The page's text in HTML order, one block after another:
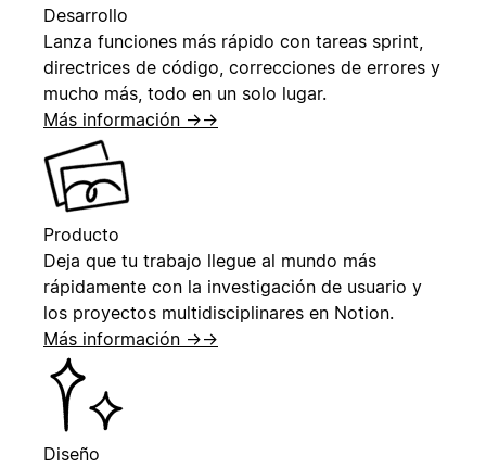
Desarrollo
Lanza funciones más rápido con tareas sprint,
directrices de código, correcciones de errores y
mucho más, todo en un solo lugar.
Más información →→
Producto
Deja que tu trabajo llegue al mundo más
rápidamente con la investigación de usuario y
los proyectos multidisciplinares en Notion.
Más información →→
Diseño